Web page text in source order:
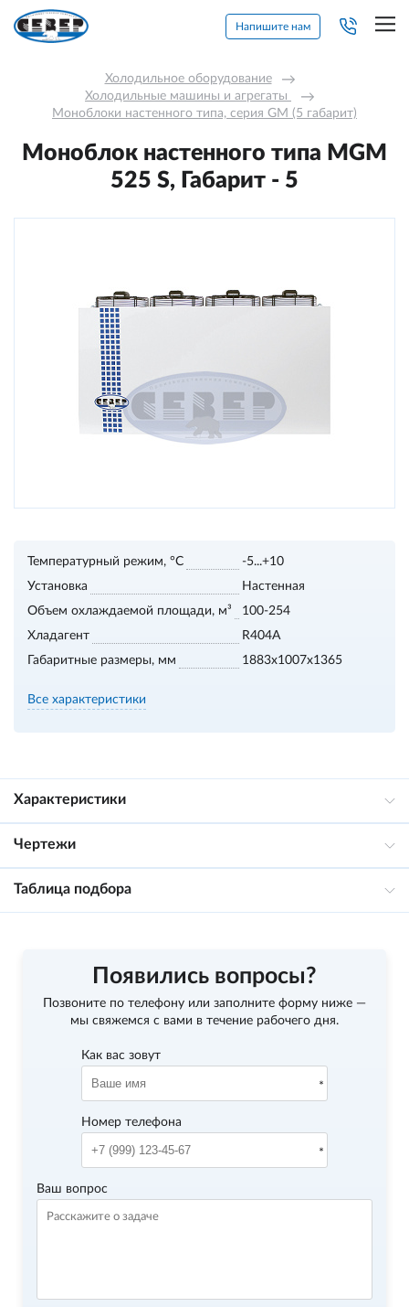
Напишите нам
Холодильное оборудование →
Холодильные машины и агрегаты →
Моноблоки настенного типа, серия GM (5 габарит)
Моноблок настенного типа MGМ
525 S, Габарит - 5
Температурный режим, °С
-5...+10
Установка
Настенная
Объем охлаждаемой площади, м³
100-254
Хладагент
R404A
Габаритные размеры, мм
1883х1007х1365
Все характеристики
Характеристики
Чертежи
Таблица подбора
Появились вопросы?
Позвоните по телефону или заполните форму ниже —
мы свяжемся с вами в течение рабочего дня.
Как вас зовут
Номер телефона
Ваш вопрос